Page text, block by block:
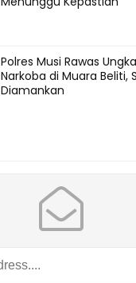
Polres Musi Rawas
Narkoba di Muara Beliti,
Diamankan